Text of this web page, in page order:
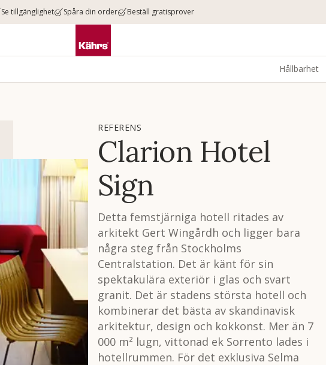
Se tillgänglighet Spåra din order Beställ gratisprover
Hållbarhet
REFERENS
Clarion Hotel
Sign
Detta femstjärniga hotell ritades av
arkitekt Gert Wingårdh och ligger bara
några steg från Stockholms
Centralstation. Det är känt för sin
spektakulära exteriör i glas och svart
granit. Det är stadens största hotell och
kombinerar det bästa av skandinavisk
arkitektur, design och kokkonst. Mer än 7
000 m² lugn, vittonad ek Sorrento lades i
hotellrummen. För det exklusiva Selma